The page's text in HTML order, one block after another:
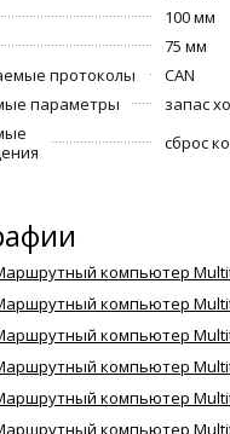
100 мм
75 мм
протоколы
CAN
параметры
запас
сброс